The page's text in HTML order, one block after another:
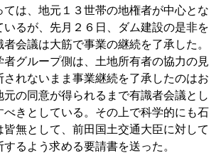
ては、地元１３世帯の地権者が中心とな
いるが、先月２６日、ダム建設の是非を
会議は大筋で事業の継続を了承した。
者グループ側は、土地所有者の協力の見
されないまま事業継続を了承したのはお
の同意が得られるまで有識者会議とし
べきとしている。その上で科学的にも石
皆無として、前田国土交通大臣に対して
るよう求める要請書を送った。